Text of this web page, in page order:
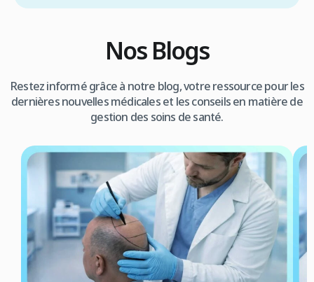
Nos Blogs
Restez informé grâce à notre blog, votre ressource pour les
dernières nouvelles médicales et les conseils en matière de
gestion des soins de santé.